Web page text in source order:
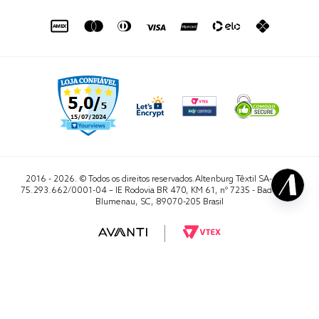
sac@altenburg.com.br
2016 - 2026. © Todos os direitos reservados.Altenburg Têxtil SA- CNPJ
75.293.662/0001-04 – IE Rodovia BR 470, KM 61, nº 7235 - Badenfurt,
Blumenau, SC, 89070-205 Brasil